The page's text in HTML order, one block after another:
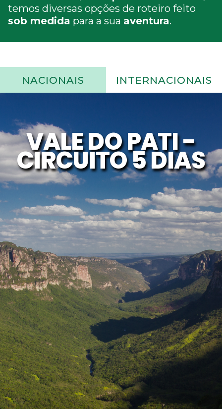
temos diversas opções de roteiro feito
sob medida para a sua aventura.
NACIONAIS INTERNACIONAIS
VALE DO PATI -
CIRCUITO 5 DIAS